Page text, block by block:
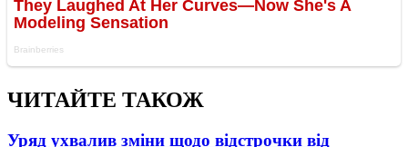
ЧИТАЙТЕ ТАКОЖ
Уряд ухвалив зміни щодо відстрочки від